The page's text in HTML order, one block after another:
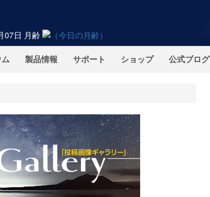
07日 月齢
製品情報 サポート ショップ 公式ブログ